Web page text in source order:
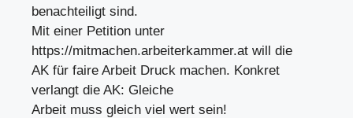
benachteiligt sind.
Mit einer Petition unter
https://mitmachen.arbeiterkammer.at will die
AK für faire Arbeit Druck machen. Konkret
verlangt die AK: Gleiche
Arbeit muss gleich viel wert sein!